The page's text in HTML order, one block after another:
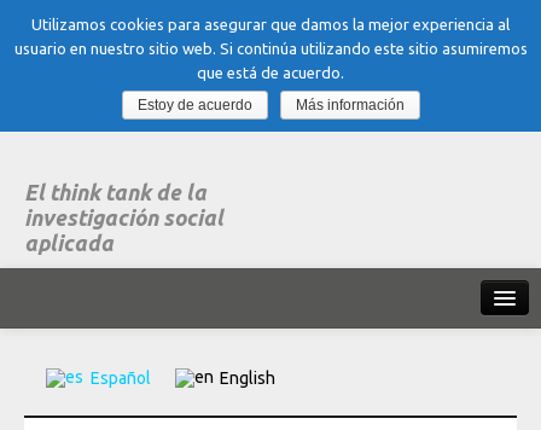
El think tank de la
investigación social
aplicada
Español English
Utilizamos cookies para asegurar que damos la mejor experiencia al
usuario en nuestro sitio web. Si continúa utilizando este sitio asumiremos
que está de acuerdo.
Estoy de acuerdo
Más información